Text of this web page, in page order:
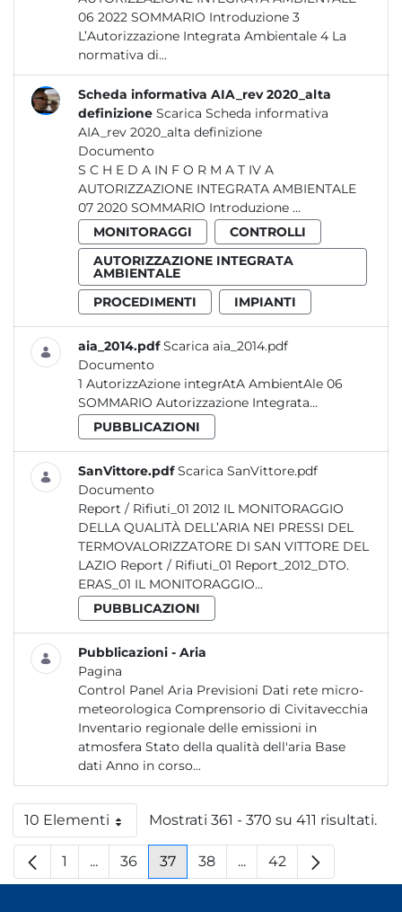
06 2022 SOMMARIO Introduzione 3
L’Autorizzazione Integrata Ambientale 4 La
normativa di...
Scheda informativa AIA_rev 2020_alta
definizione Scarica Scheda informativa
AIA_rev 2020_alta definizione
Documento
S C H E D A IN F O R M A T IV A
AUTORIZZAZIONE INTEGRATA AMBIENTALE
07 2020 SOMMARIO Introduzione ...
MONITORAGGI
CONTROLLI
AUTORIZZAZIONE INTEGRATA
AMBIENTALE
PROCEDIMENTI
IMPIANTI
aia_2014.pdf Scarica aia_2014.pdf
Documento
1 AutorizzAzione integrAtA AmbientAle 06
SOMMARIO Autorizzazione Integrata...
PUBBLICAZIONI
SanVittore.pdf Scarica SanVittore.pdf
Documento
Report / Rifiuti_01 2012 IL MONITORAGGIO
DELLA QUALITÀ DELL’ARIA NEI PRESSI DEL
TERMOVALORIZZATORE DI SAN VITTORE DEL
LAZIO Report / Rifiuti_01 Report_2012_DTO.
ERAS_01 IL MONITORAGGIO...
PUBBLICAZIONI
Pubblicazioni - Aria
Pagina
Control Panel Aria Previsioni Dati rete micro-
meteorologica Comprensorio di Civitavecchia
Inventario regionale delle emissioni in
atmosfera Stato della qualità dell'aria Base
dati Anno in corso...
10 ElementiPer paginaMostrati 361 - 370 su 411 risultati.
Pagina
1 ...Pagine intermedie
Pagina
36 Pagina
37 Pagina
38 ...Pagine intermedie
Pagina
42